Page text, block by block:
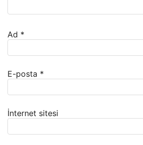
Ad *
E-posta *
İnternet sitesi